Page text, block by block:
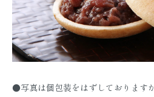
●写真は個包装をはずしております